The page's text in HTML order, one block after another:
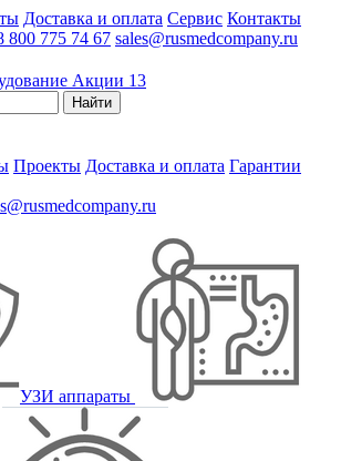
Доставка и оплата Сервис Контакты
800 775 74 67 sales@rusmedcompany.ru
Акции 13
Найти
Проекты Доставка и оплата Гарантии
УЗИ аппараты